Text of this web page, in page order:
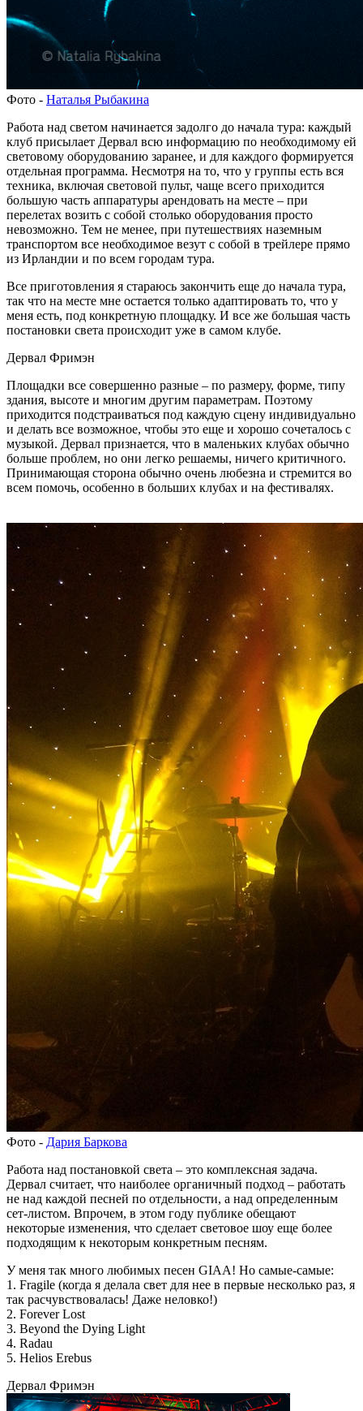
Фото - Наталья Рыбакина
Работа над светом начинается задолго до начала тура: каждый
клуб присылает Дервал всю информацию по необходимому ей
световому оборудованию заранее, и для каждого формируется
отдельная программа. Несмотря на то, что у группы есть вся
техника, включая световой пульт, чаще всего приходится
большую часть аппаратуры арендовать на месте – при
перелетах возить с собой столько оборудования просто
невозможно. Тем не менее, при путешествиях наземным
транспортом все необходимое везут с собой в трейлере прямо
из Ирландии и по всем городам тура.
Все приготовления я стараюсь закончить еще до начала тура,
так что на месте мне остается только адаптировать то, что у
меня есть, под конкретную площадку. И все же большая часть
постановки света происходит уже в самом клубе.
Дервал Фримэн
Площадки все совершенно разные – по размеру, форме, типу
здания, высоте и многим другим параметрам. Поэтому
приходится подстраиваться под каждую сцену индивидуально
и делать все возможное, чтобы это еще и хорошо сочеталось с
музыкой. Дервал признается, что в маленьких клубах обычно
больше проблем, но они легко решаемы, ничего критичного.
Принимающая сторона обычно очень любезна и стремится во
всем помочь, особенно в больших клубах и на фестивалях.
Фото - Дария Баркова
Работа над постановкой света – это комплексная задача.
Дервал считает, что наиболее органичный подход – работать
не над каждой песней по отдельности, а над определенным
сет-листом. Впрочем, в этом году публике обещают
некоторые изменения, что сделает световое шоу еще более
подходящим к некоторым конкретным песням.
У меня так много любимых песен GIAA! Но самые-самые:
1. Fragile (когда я делала свет для нее в первые несколько раз, я
так расчувствовалась! Даже неловко!)
2. Forever Lost
3. Beyond the Dying Light
4. Radau
5. Helios Erebus
Дервал Фримэн